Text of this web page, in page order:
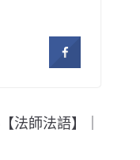
法師法語】｜